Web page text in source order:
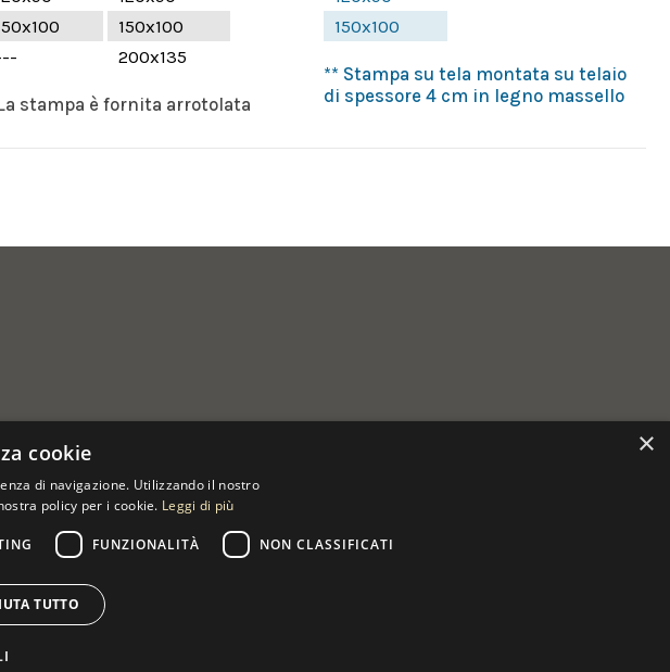
150x100
200x135
stampa è fornita arrotolata
150x100
** Stampa su tela montata su telaio
di spessore 4 cm in legno massello
×
cookie
di navigazione. Utilizzando il nostro
policy per i cookie. Leggi di più
FUNZIONALITÀ NON CLASSIFICATI
TUTTO